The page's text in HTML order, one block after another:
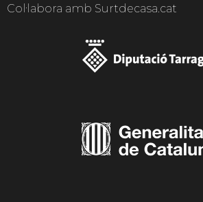
Col·labora amb Surtdecasa.cat